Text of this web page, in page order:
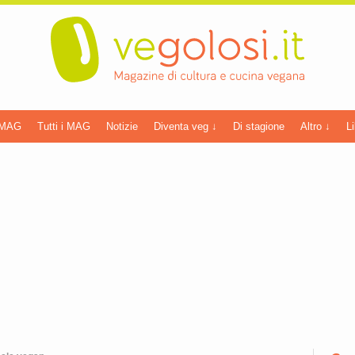
Tutti i MAG Notizie Diventa veg ↓ Di stagione Altro ↓